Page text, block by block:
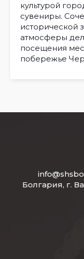
культурой
сувениры.
исторической
атмосферы
посещения
побережье
Болгария, г.